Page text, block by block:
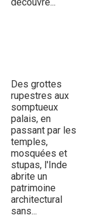
découvre...
Des grottes
rupestres aux
somptueux
palais, en
passant par les
temples,
mosquées et
stupas, l'Inde
abrite un
patrimoine
architectural
sans...